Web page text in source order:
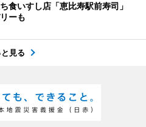
食いすし店「恵比寿駅前寿司」
ーも
見る